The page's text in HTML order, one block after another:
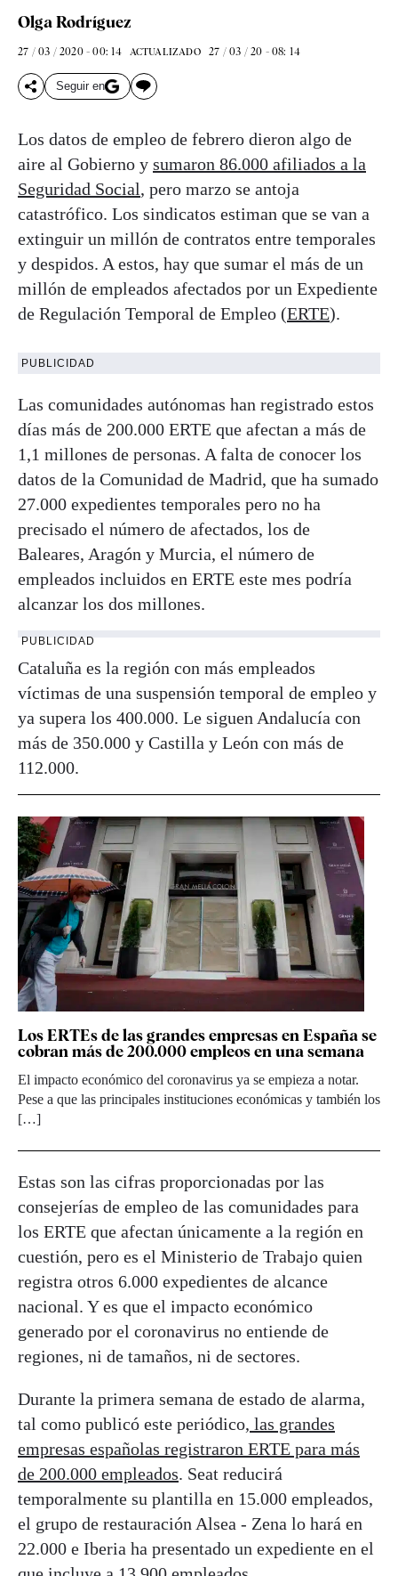
Olga Rodríguez
27 / 03 / 2020 - 00: 14 ACTUALIZADO 27 / 03 / 20 - 08: 14
Seguir en
Los datos de empleo de febrero dieron algo de
aire al Gobierno y sumaron 86.000 afiliados a la
Seguridad Social, pero marzo se antoja
catastrófico. Los sindicatos estiman que se van a
extinguir un millón de contratos entre temporales
y despidos. A estos, hay que sumar el más de un
millón de empleados afectados por un Expediente
de Regulación Temporal de Empleo (ERTE).
PUBLICIDAD
Las comunidades autónomas han registrado estos
días más de 200.000 ERTE que afectan a más de
1,1 millones de personas. A falta de conocer los
datos de la Comunidad de Madrid, que ha sumado
27.000 expedientes temporales pero no ha
precisado el número de afectados, los de
Baleares, Aragón y Murcia, el número de
empleados incluidos en ERTE este mes podría
alcanzar los dos millones.
PUBLICIDAD
Cataluña es la región con más empleados
víctimas de una suspensión temporal de empleo y
ya supera los 400.000. Le siguen Andalucía con
más de 350.000 y Castilla y León con más de
112.000.
Los ERTEs de las grandes empresas en España se
cobran más de 200.000 empleos en una semana
El impacto económico del coronavirus ya se empieza a notar.
Pese a que las principales instituciones económicas y también los
[…]
Estas son las cifras proporcionadas por las
consejerías de empleo de las comunidades para
los ERTE que afectan únicamente a la región en
cuestión, pero es el Ministerio de Trabajo quien
registra otros 6.000 expedientes de alcance
nacional. Y es que el impacto económico
generado por el coronavirus no entiende de
regiones, ni de tamaños, ni de sectores.
Durante la primera semana de estado de alarma,
tal como publicó este periódico, las grandes
empresas españolas registraron ERTE para más
de 200.000 empleados. Seat reducirá
temporalmente su plantilla en 15.000 empleados,
el grupo de restauración Alsea - Zena lo hará en
22.000 e Iberia ha presentado un expediente en el